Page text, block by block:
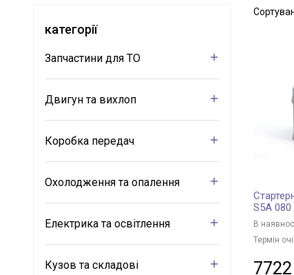
категорії
Запчастини для ТО
Двигун та вихлоп
Коробка передач
Охолодження та опалення
Електрика та освітлення
Кузов та складові
S5A 080
В
Термін
7722